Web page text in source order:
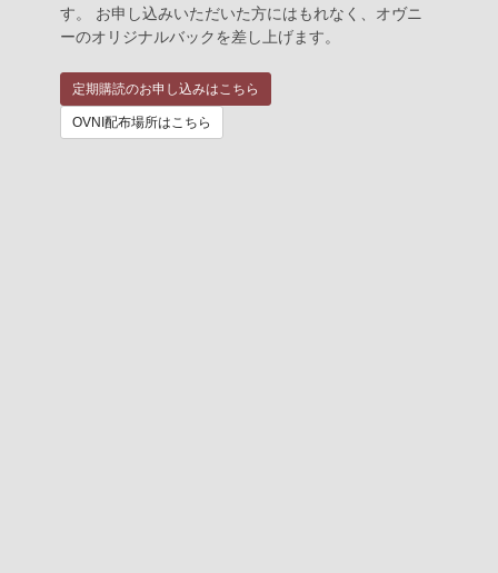
す。 お申し込みいただいた方にはもれなく、オヴニ
ーのオリジナルバックを差し上げます。
定期購読のお申し込みはこちら
OVNI配布場所はこちら